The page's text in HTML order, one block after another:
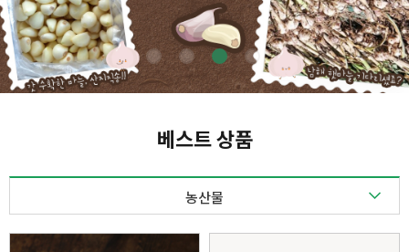
베스트 상품
농산물
농산물